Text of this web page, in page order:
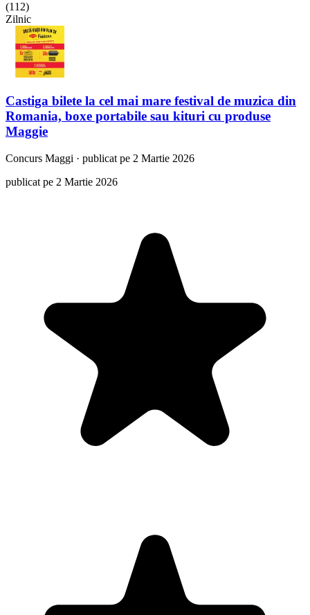
(112)
Zilnic
Castiga bilete la cel mai mare festival de muzica din
Romania, boxe portabile sau kituri cu produse
Maggie
Concurs Maggi · publicat pe 2 Martie 2026
publicat pe 2 Martie 2026